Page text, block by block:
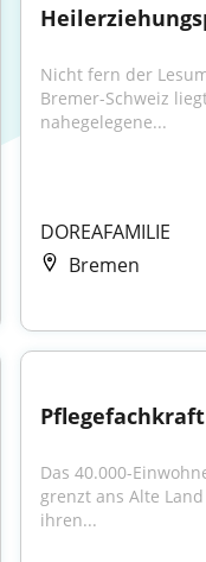
Nicht fern der
Bremer-Schweiz
nahegelegene...
DOREAFAMILIE
Bremen
Das 40.000-
grenzt ans Alte
ihren...